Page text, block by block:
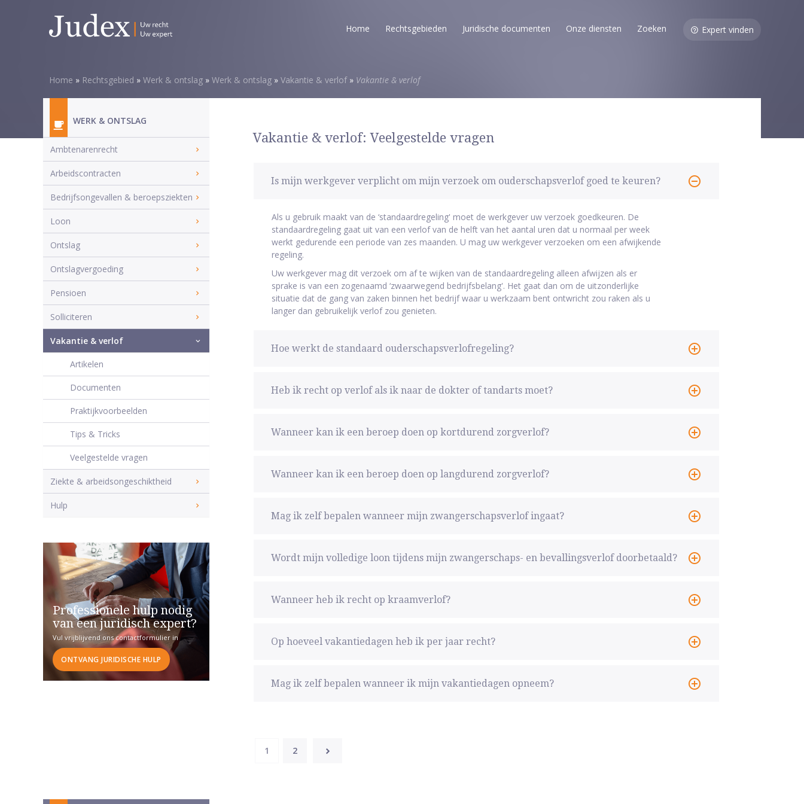
Home Rechtsgebieden Juridische documenten Onze diensten Zoeken Expert vinden
Home » Rechtsgebied » Werk & ontslag » Werk & ontslag » Vakantie & verlof» Vakantie & verlof
Vakantie & verlof: Veelgestelde vragen
Is mijn werkgever verplicht om mijn verzoek om ouderschapsverlof goed te keuren?
Als u gebruik maakt van de ‘standaardregeling' moet de werkgever uw verzoek goedkeuren. De
standaardregeling gaat uit van een verlof van de helft van het aantal uren dat u normaal per week
werkt gedurende een periode van zes maanden. U mag uw werkgever verzoeken om een afwijkende
regeling.
Uw werkgever mag dit verzoek om af te wijken van de standaardregeling alleen afwijzen als er
sprake is van een zogenaamd ‘zwaarwegend bedrijfsbelang'. Het gaat dan om de uitzonderlijke
situatie dat de gang van zaken binnen het bedrijf waar u werkzaam bent ontwricht zou raken als u
langer dan gebruikelijk verlof zou genieten.
Hoe werkt de standaard ouderschapsverlofregeling?
Heb ik recht op verlof als ik naar de dokter of tandarts moet?
Wanneer kan ik een beroep doen op kortdurend zorgverlof?
Wanneer kan ik een beroep doen op langdurend zorgverlof?
Mag ik zelf bepalen wanneer mijn zwangerschapsverlof ingaat?
Wordt mijn volledige loon tijdens mijn zwangerschaps- en bevallingsverlof doorbetaald?
Wanneer heb ik recht op kraamverlof?
Op hoeveel vakantiedagen heb ik per jaar recht?
Mag ik zelf bepalen wanneer ik mijn vakantiedagen opneem?
1 2
WERK & ONTSLAG
Ambtenarenrecht
Arbeidscontracten
Bedrijfsongevallen & beroepsziekten
Loon
Ontslag
Ontslagvergoeding
Pensioen
Solliciteren
Vakantie & verlof
Artikelen
Documenten
Praktijkvoorbeelden
Tips & Tricks
Veelgestelde vragen
Ziekte & arbeidsongeschiktheid
Hulp
Professionele hulp nodig
van een juridisch expert?
Vul vrijblijvend ons contactformulier in
ONTVANG JURIDISCHE HULP